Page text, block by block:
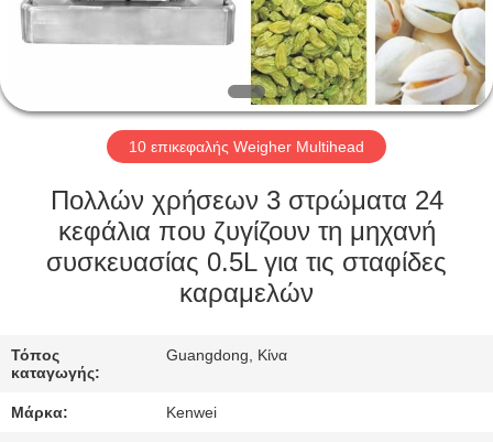
ΣΧΕΤΙΚΆ
ΜΕ
ΕΜΆΣ
ΓΎΡΟΣ
ΕΡΓΟΣΤΑΣΊΩΝ
ΕΠΑΦΉ
10 επικεφαλής Weigher Multihead
Πολλών χρήσεων 3 στρώματα 24
κεφάλια που ζυγίζουν τη μηχανή
συσκευασίας 0.5L για τις σταφίδες
καραμελών
Τόπος
καταγωγής:
Guangdong, Κίνα
Μάρκα: Kenwei